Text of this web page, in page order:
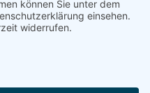
Datenschutz